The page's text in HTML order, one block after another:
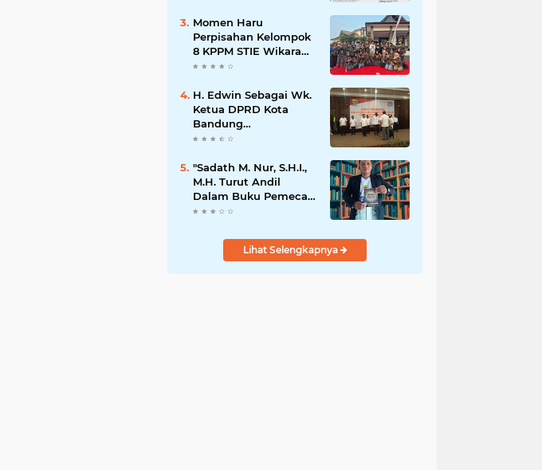
Mengalir ke Sungai
Momen Haru
Perpisahan Kelompok
8 KPPM STIE Wikara
Bersama Kepala Desa
Kecamatan Bojong
H. Edwin Sebagai Wk.
Ketua DPRD Kota
Bandung
Mengapresiasi Dan
Kepada
Kepemimpinan Merdi
Hajiji Sebagai ketua
DPD Lpm Kota
2021-2026
"Sadath M. Nur, S.H.I.,
M.H. Turut Andil
Dalam Buku Pemecah
Rekor MURI Puisi
Lihat Selengkapnya